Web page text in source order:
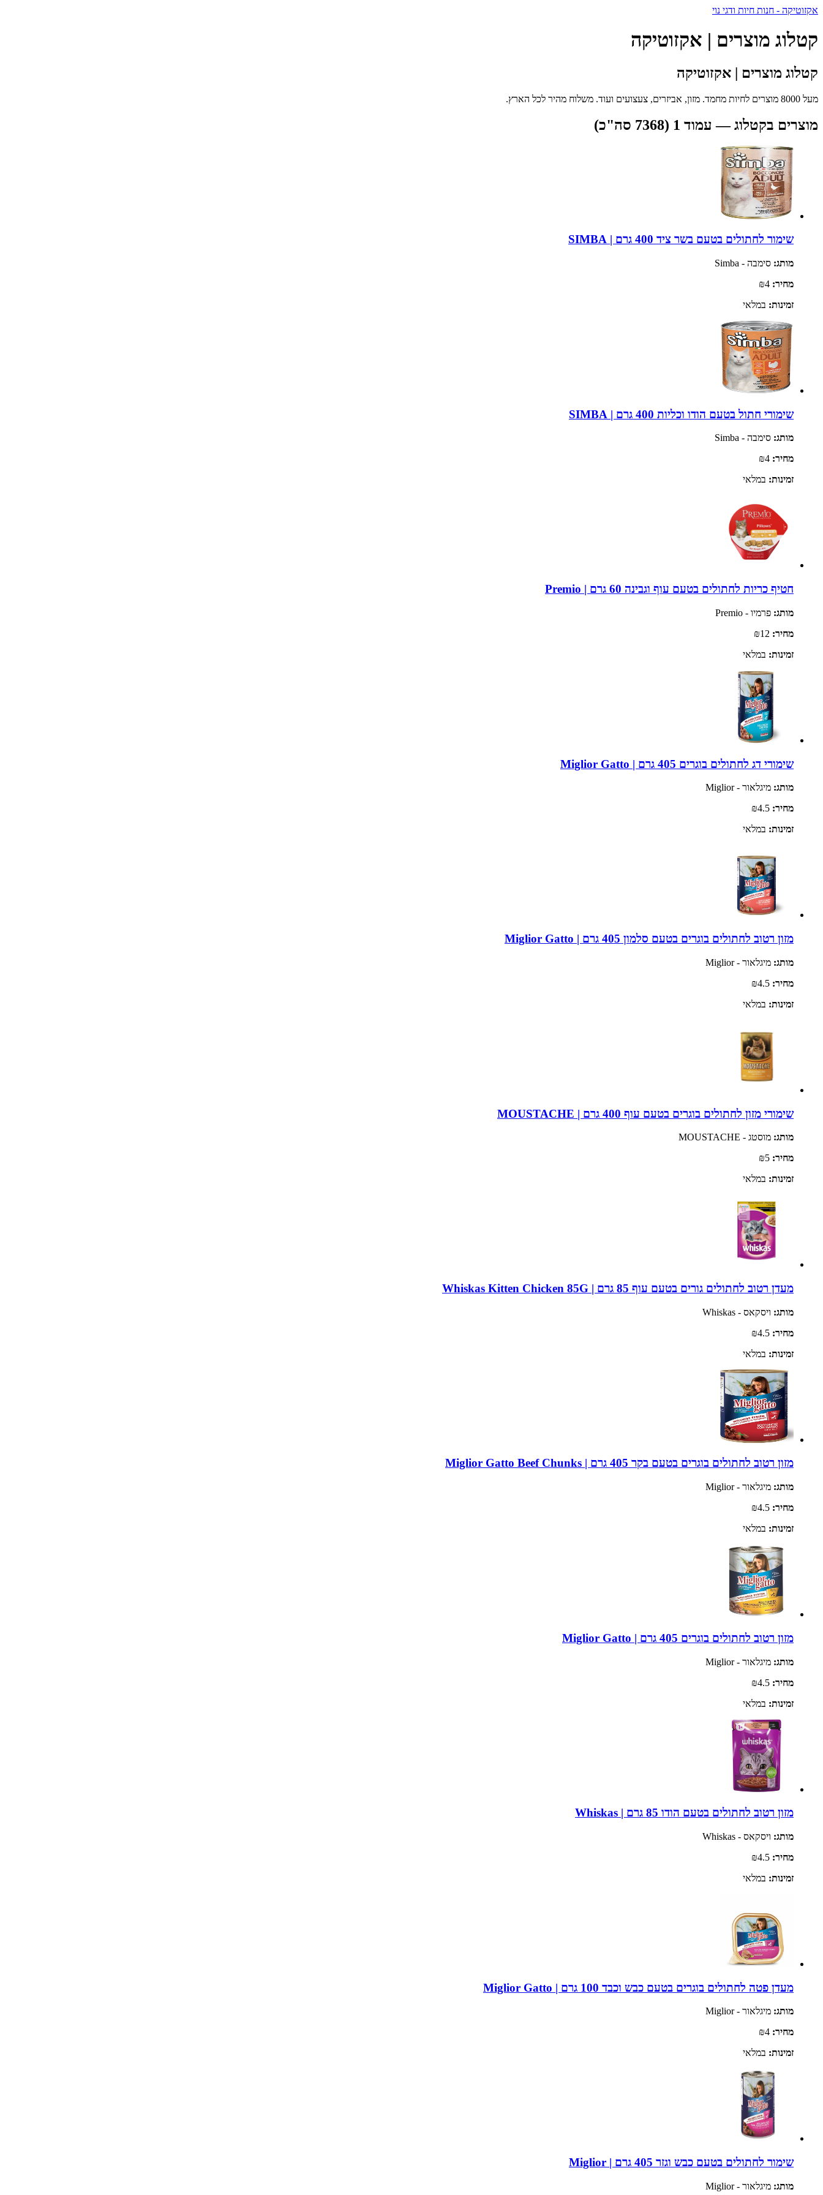
אקזוטיקה - חנות חיות ודגי נוי
קטלוג מוצרים | אקזוטיקה
קטלוג מוצרים | אקזוטיקה
מעל 8000 מוצרים לחיות מחמד. מזון, אביזרים, צעצועים ועוד. משלוח מהיר לכל הארץ.
מוצרים בקטלוג — עמוד 1 (7368 סה"כ)
שימור לחתולים בטעם בשר ציד 400 גרם | SIMBA
מותג: סימבה - Simba
מחיר:
זמינות: במלאי
שימורי חתול בטעם הודו וכליות 400 גרם | SIMBA
מותג: סימבה - Simba
מחיר:
זמינות: במלאי
חטיף כריות לחתולים בטעם עוף וגבינה 60 גרם | Premio
מותג: פרמיו - Premio
מחיר:
זמינות: במלאי
שימורי דג לחתולים בוגרים 405 גרם | Miglior Gatto
מותג: מיגלאור - Miglior
מחיר:
זמינות: במלאי
מזון רטוב לחתולים בוגרים בטעם סלמון 405 גרם | Miglior Gatto
מותג: מיגלאור - Miglior
מחיר:
זמינות: במלאי
שימורי מזון לחתולים בוגרים בטעם עוף 400 גרם | MOUSTACHE
מותג: מוסטג - MOUSTACHE
מחיר:
זמינות: במלאי
מעדן רטוב לחתולים גורים בטעם עוף 85 גרם | Whiskas Kitten Chicken 85G
מותג: ויסקאס - Whiskas
מחיר:
זמינות: במלאי
מזון רטוב לחתולים בוגרים בטעם בקר 405 גרם | Miglior Gatto Beef Chunks
מותג: מיגלאור - Miglior
מחיר:
זמינות: במלאי
מזון רטוב לחתולים בוגרים 405 גרם | Miglior Gatto
מותג: מיגלאור - Miglior
מחיר:
זמינות: במלאי
מזון רטוב לחתולים בטעם הודו 85 גרם | Whiskas
מותג: ויסקאס - Whiskas
מחיר:
זמינות: במלאי
מעדן פטה לחתולים בוגרים בטעם כבש וכבד 100 גרם | Miglior Gatto
מותג: מיגלאור - Miglior
מחיר:
זמינות: במלאי
שימור לחתולים בטעם כבש וגזר 405 גרם | Miglior
מותג: מיגלאור - Miglior